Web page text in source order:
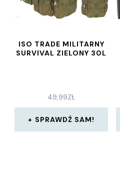
ISO TRADE MILITARNY
SURVIVAL ZIELONY 30L
49,99ZŁ
SPRAWDŹ SAM!